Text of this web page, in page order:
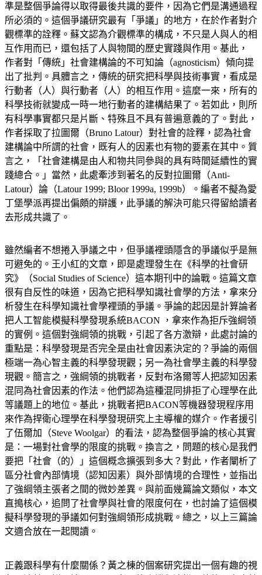
準是整個爭論得以取得最後共識的要件，因為它們是溝通過程
所必須的。這個爭議研究最有「爭議」的地方，在於作者對介
觀標準的詮釋。蘇文認為介觀標準的構成，不只是人與人的相
互作用而已，還包括了人與物間的歷史實踐與作用。基此，
作者對「傳統」社會建構論的不可知論（agnosticism）傾向提
出了批判。具體言之，傳統的研究把科學與技術事實，看成是
行動者（人）與行動者（人）的相互作用。這麼一來，所有的
科學技術就變成一時一地行動者的建構結果了。若如此，則所
有科學事實都只是片斷、特殊且不具有普遍意義的了。對此，
作者採取了拉圖爾（Bruno Latour）對社會的詮釋，認為社會
建構論中所謂的社會，既有人的因素也有物的要素在其中。質
言之，「社會建構是由人和物共同參與的具有時間延續性的實
踐總合。」當然，此處牽涉到著名的反對拉圖爾（Anti-
Latour）論（Latour 1999; Bloor 1999a, 1999b）。編者不擬為愛
丁堡學派再提出偏頗的辯護，此爭議的解決可能只得留給讀者
去形成共識了。
雖然編者不想捲入爭議之中，但爭議裡頭隱含的爭議似乎是無
可避免的。王小紅的文章，即是處理發生在《科學的社會研
究》（Social Studies of Science）這本期刊中的論戰。這篇文章
很有自反性的味道，因為它把科學知識社會學的方法，拿來分
析發生在科學知識社會學裡頭的爭議。爭論的起因是計算論者
把人工智能模擬科學發現系統BACON ，拿來作為拒斥強綱領
的實例。這個對強綱領的挑戰，引起了各方激辯，此處討論的
重點是：科學發現是否完全是由社會因素決定的？爭論的兩個
極端一為心智主義的科學發現觀；另一為社會學主義的科學發
現觀。簡言之，強綱領的挑戰者，反對布洛爾等人把認知因素
混同為社會因素的作法。他們認為這種混同排拒了心理學在此
等議題上的地位。基此，挑戰者把BACON等機器發現程序用
來作為捍衛心理學在科學發現研究上主導權的媒介。作者援引
了伍爾加（Steve Woolgar）的看法，認為整個爭論的核心其實
是：一場對社會學的限度的挑戰。換言之，問題的核心是我們
要把「社會（的）」這個概念擴張到多大？對此，作者闡析了
區分社會內部情境（認知因素）與外部情境的合理性，並指出
了強綱領主張者之間的微妙差異。與前面幾篇論文類似，本文
直搗核心，追問了社會學與社會的限度何在，也討論了這個模
擬科學發現的爭議如何對強綱領形成挑戰。總之，以上三篇論
文適合放在一起閱讀。
正義跟科學有什麼關係？黃之棟的個案研究提出一個有趣的視